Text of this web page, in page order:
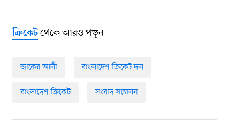
ক্রিকেটথেকে আরও পড়ুন
জাকের আলী বাংলাদেশ ক্রিকেট দল
বাংলাদেশ ক্রিকেট সংবাদ সম্মেলন